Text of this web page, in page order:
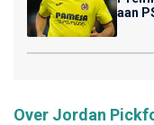
aan
Over Jordan